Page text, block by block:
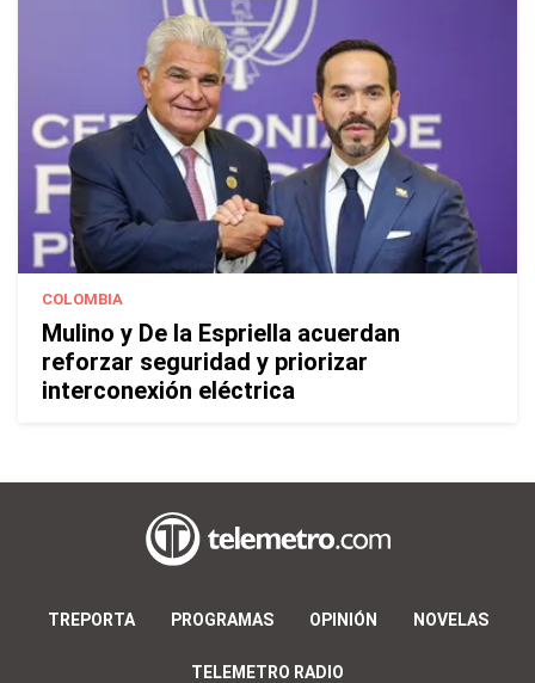
COLOMBIA
Mulino y De la Espriella acuerdan
reforzar seguridad y priorizar
interconexión eléctrica
TREPORTA PROGRAMAS OPINIÓN NOVELAS
TELEMETRO RADIO